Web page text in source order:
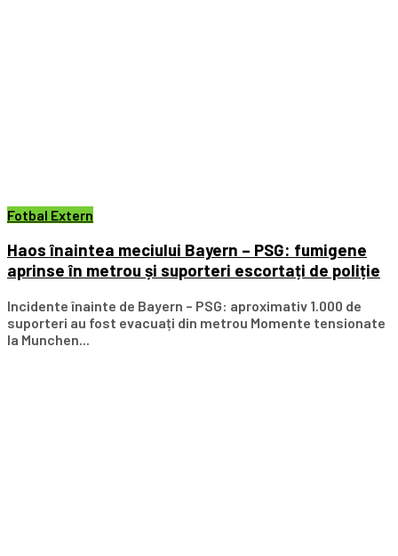
Fotbal Extern
Haos înaintea meciului Bayern – PSG: fumigene
aprinse în metrou și suporteri escortați de poliție
Incidente înainte de Bayern – PSG: aproximativ 1.000 de
suporteri au fost evacuați din metrou Momente tensionate
la Munchen...